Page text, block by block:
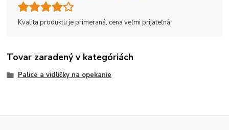
Kvalita produktu je primeraná, cena veľmi prijateľná.
Tovar zaradený v kategóriách
Palice a vidličky na opekanie